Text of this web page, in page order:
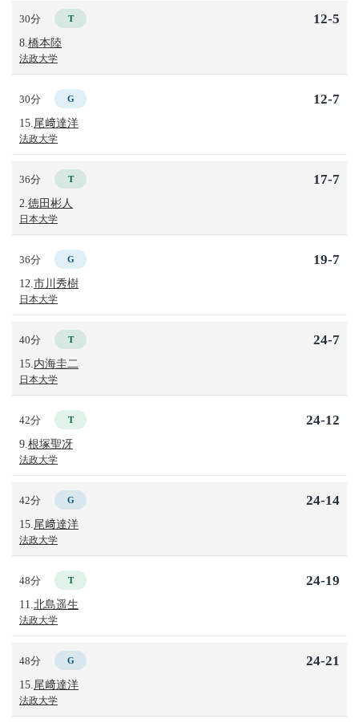
30分 T
8. 橋本陸
法政大学
12-5
30分 G
15. 尾﨑達洋
法政大学
12-7
36分 T
2. 徳田彬人
日本大学
17-7
36分 G
12. 市川秀樹
日本大学
19-7
40分 T
15. 内海圭二
日本大学
24-7
42分 T
9. 根塚聖冴
法政大学
24-12
42分 G
15. 尾﨑達洋
法政大学
24-14
48分 T
11. 北島遥生
法政大学
24-19
48分 G
15. 尾﨑達洋
法政大学
24-21